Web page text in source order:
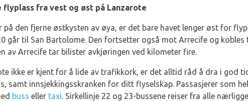
fra vest og øst på Lanzarote
på den fjerne østkysten av øya, er det bare havet lenger øst for
går til San Bartolome. Den fortsetter også mot Arrecife og kobles
av Arrecife tar bilister avkjøringen ved kilometer fire.
ikke er kjent for å lide av trafikkork, er det alltid råd å dra i god
samt innsjekkingsskranken for ditt flyselskap. Passasjerer som
buss eller taxi. Sirkellinje 22 og 23-bussene reiser fra alle